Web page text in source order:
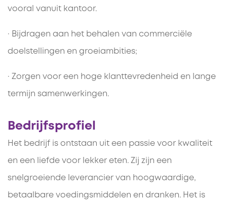
vooral vanuit kantoor.
· Bijdragen aan het behalen van commerciële
doelstellingen en groeiambities;
· Zorgen voor een hoge klanttevredenheid en lange
termijn samenwerkingen.
Bedrijfsprofiel
Het bedrijf is ontstaan uit een passie voor kwaliteit
en een liefde voor lekker eten. Zij zijn een
snelgroeiende leverancier van hoogwaardige,
betaalbare voedingsmiddelen en dranken. Het is